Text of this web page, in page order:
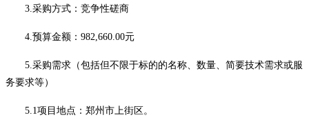
3.采购方式：竞争性磋商
4.预算金额：982,660.00元
5.采购需求（包括但不限于标的的名称、数量、简要技术需求或服
务要求等）
5.1项目地点：郑州市上街区 。